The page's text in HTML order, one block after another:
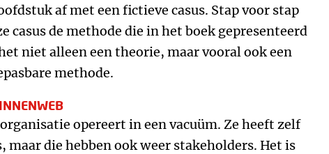
af met een fictieve casus. Stap voor stap
casus de methode die in het boek gepresenteerd
niet alleen een theorie, maar vooral ook een
methode.
opereert in een vacuüm. Ze heeft zelf
maar die hebben ook weer stakeholders. Het is